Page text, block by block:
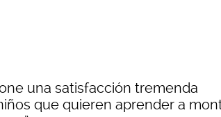
una satisfacción tremenda
que quieren aprender a